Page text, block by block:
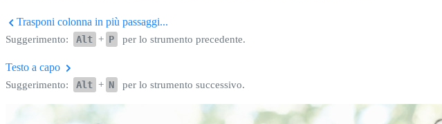
Trasponi colonna in più passaggi...
Suggerimento: Alt + P per lo strumento precedente.
Testo a capo
Suggerimento: Alt + N per lo strumento successivo.